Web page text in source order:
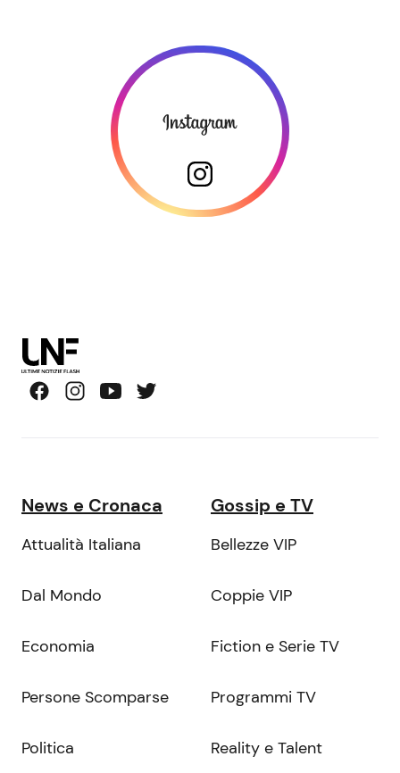
News e Cronaca
Attualità Italiana
Dal Mondo
Economia
Persone Scomparse
Politica
Gossip e TV
Bellezze VIP
Coppie VIP
Fiction e Serie TV
Programmi TV
Reality e Talent